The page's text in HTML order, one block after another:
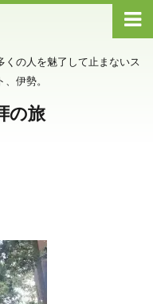
の人を魅了して止まないス
伊勢。
の旅